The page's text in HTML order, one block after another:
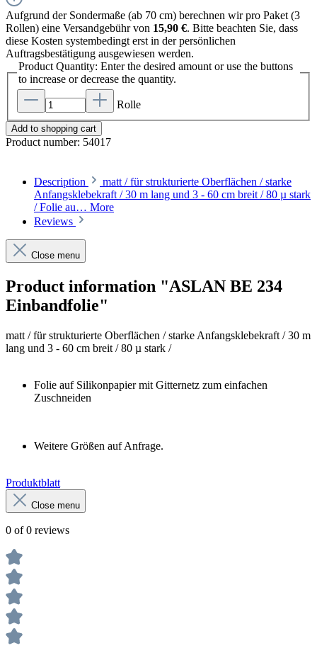
Aufgrund der Sondermaße (ab 70 cm) berechnen wir pro Paket (3
Rollen) eine Versandgebühr von 15,90 €. Bitte beachten Sie, dass
diese Kosten systembedingt erst in der persönlichen
Auftragsbestätigung ausgewiesen werden.
Product Quantity: Enter the desired amount or use the buttons
to increase or decrease the quantity.
Rolle
Add to shopping cart
Product number: 54017
Description
matt / für strukturierte Oberflächen / starke
Anfangsklebekraft / 30 m lang und 3 - 60 cm breit / 80 µ stark
/ Folie au… More
Reviews
Close menu
Product information "ASLAN BE 234
Einbandfolie"
matt / für strukturierte Oberflächen / starke Anfangsklebekraft / 30 m
lang und 3 - 60 cm breit / 80 µ stark /
Folie auf Silikonpapier mit Gitternetz zum einfachen
Zuschneiden
Weitere Größen auf Anfrage.
Produktblatt
Close menu
0 of 0 reviews